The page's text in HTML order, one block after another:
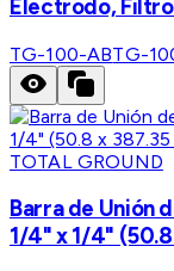
Electrodo,
TG-100-ABTG-
TOTAL GROUND
Barra de Unión
1/4" x 1/4"